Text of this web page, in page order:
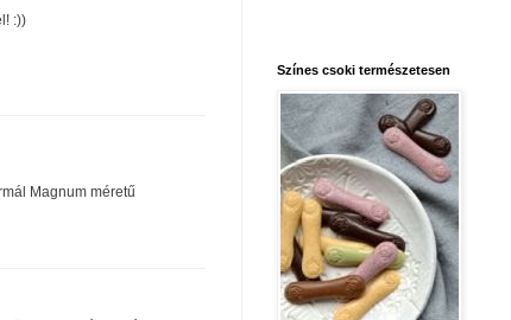
:))
Magnum méretű
Színes csoki természetesen